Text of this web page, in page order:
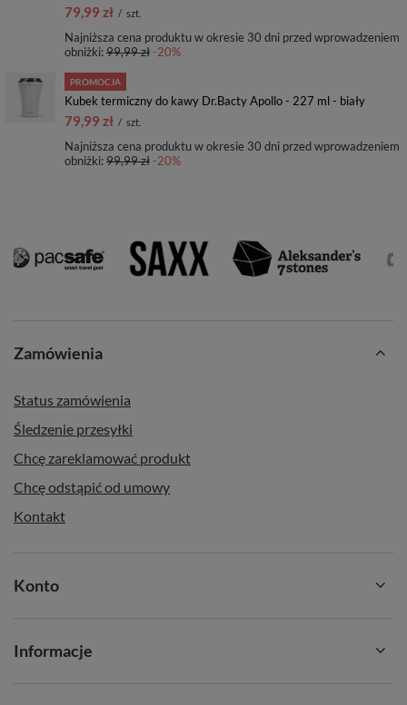
79,99 zł / szt.
Najniższa cena produktu w okresie 30 dni przed wprowadzeniem
obniżki:99,99 zł-20%
PROMOCJA
Kubek termiczny do kawy Dr.Bacty Apollo - 227 ml - biały
79,99 zł / szt.
Najniższa cena produktu w okresie 30 dni przed wprowadzeniem
obniżki:99,99 zł-20%
Zamówienia
Status zamówienia
Śledzenie przesyłki
Chcę zareklamować produkt
Chcę odstąpić od umowy
Kontakt
Konto
Informacje